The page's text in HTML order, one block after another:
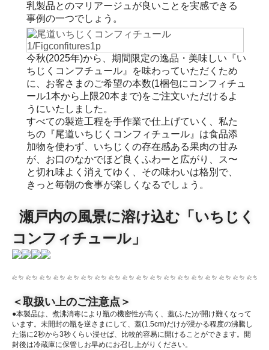
乳製品とのマリアージュが良いことを実感できる
事例の一つでしょう。
今秋(2025年)から、期間限定の逸品・美味しい『い
ちじくコンフチュール』を味わっていただくため
に、お客さまのご希望の本数(1梱包にコンフィチュ
ール1本から上限20本まで)をご注文いただけるよ
うにいたしました。
すべての製造工程を手作業で仕上げていく、私た
ちの『尾道いちじくコンフィチュール』は食品添
加物を使わず、いちじくの存在感ある果肉の甘み
が、お口のなかでほど良くふわーと広がり、ス〜
と切れ味よく消えてゆく、その味わいは格別で、
きっと毎朝の食事が楽しくなるでしょう。
瀬戸内の風景に溶け込む「いちじく
コンフィチュール」
＜取扱い上のご注意点＞
●本製品は、煮沸消毒により瓶の機密性が高く、蓋(ふた)が開け難くなって
います。未開封の瓶を逆さまにして、蓋(1.5cm)だけが浸かる程度の沸騰し
た湯に2秒から3秒くらい浸せば、比較的容易に開けることができます。開
封後は冷蔵庫に保管しお早めにお召し上がりください。